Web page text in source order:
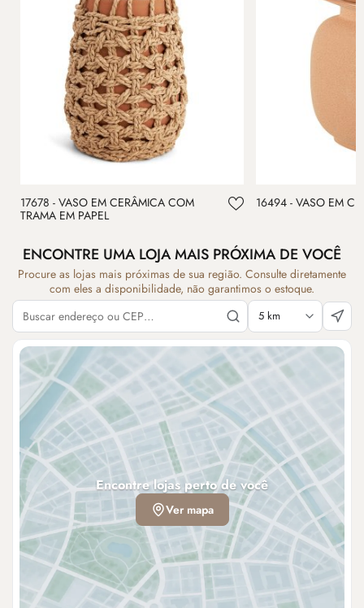
17678 - VASO EM CERÂMICA COM
TRAMA EM PAPEL
16494 - VASO EM
ENCONTRE UMA LOJA MAIS PRÓXIMA DE VOCÊ
Procure as lojas mais próximas de sua região. Consulte diretamente
com eles a disponibilidade, não garantimos o estoque.
Encontre lojas perto de você
Ver mapa